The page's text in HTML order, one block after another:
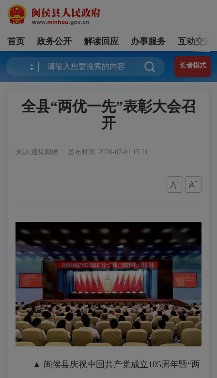
首页 政务公开 解读回应 办事服务 互动交流
长者模式
全县“两优一先”表彰大会召
开
来源:遇见闽侯 发布时间: 2026-07-01 15:21
▲ 闽侯县庆祝中国共产党成立105周年暨“两